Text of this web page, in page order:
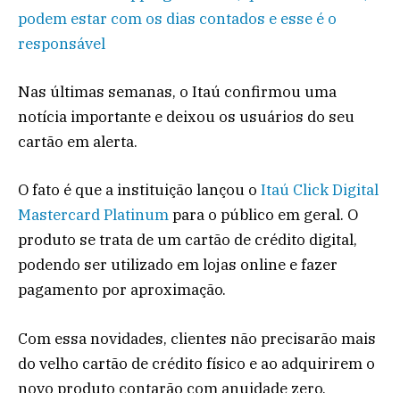
podem estar com os dias contados e esse é o
responsável
Nas últimas semanas, o Itaú confirmou uma
notícia importante e deixou os usuários do seu
cartão em alerta.
O fato é que a instituição lançou o Itaú Click Digital
Mastercard Platinumpara o público em geral. O
produto se trata de um cartão de crédito digital,
podendo ser utilizado em lojas online e fazer
pagamento por aproximação.
Com essa novidades, clientes não precisarão mais
do velho cartão de crédito físico e ao adquirirem o
novo produto contarão com anuidade zero.